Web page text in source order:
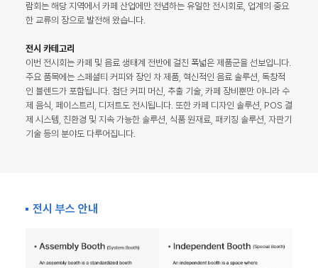
람회는 해당 지역에서 카페 산업에만 전념하는 유일한 전시회로, 업계의 중요
한 교류의 장으로 발전해 왔습니다.
전시 카테고리
이번 전시회는 카페 및 음료 생태계 전반에 걸친 폭넓은 제품군을 선보입니다.
주요 품목에는 스페셜티 커피와 장인 차 제품, 혁신적인 음료 솔루션, 독창적
인 블렌드가 포함됩니다. 첨단 커피 머신, 추출 기술, 카페 장비뿐만 아니라 수
제 음식, 페이스트리, 디저트도 전시됩니다. 또한 카페 디자인 솔루션, POS 결
제 시스템, 친환경 및 지속 가능한 솔루션, 식품 원재료, 패키징 솔루션, 자판기
기술 등의 분야도 다루어집니다.
전시 부스 안내